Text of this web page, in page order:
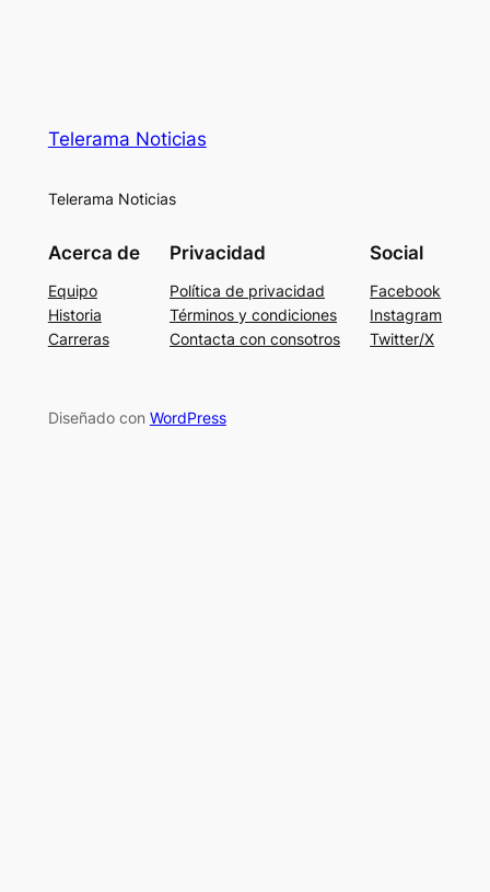
Telerama Noticias
Telerama Noticias
Acerca de
Equipo
Historia
Carreras
Privacidad
Política de privacidad
Términos y condiciones
Contacta con consotros
Social
Facebook
Instagram
Twitter/X
Diseñado con WordPress